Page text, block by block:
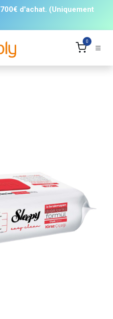
d'achat. (Uniquement
0